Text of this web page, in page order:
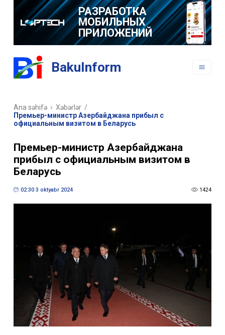
РАЗРАБОТКА
МОБИЛЬНЫХ
ПРИЛОЖЕНИЙ
BakuInform
Ana səhifə Xəbərlər /
Премьер-министр Азербайджана прибыл с
официальным визитом в Беларусь
Премьер-министр Азербайджана
прибыл с официальным визитом в
Беларусь
02:30 3 oktyabr 2024 1424